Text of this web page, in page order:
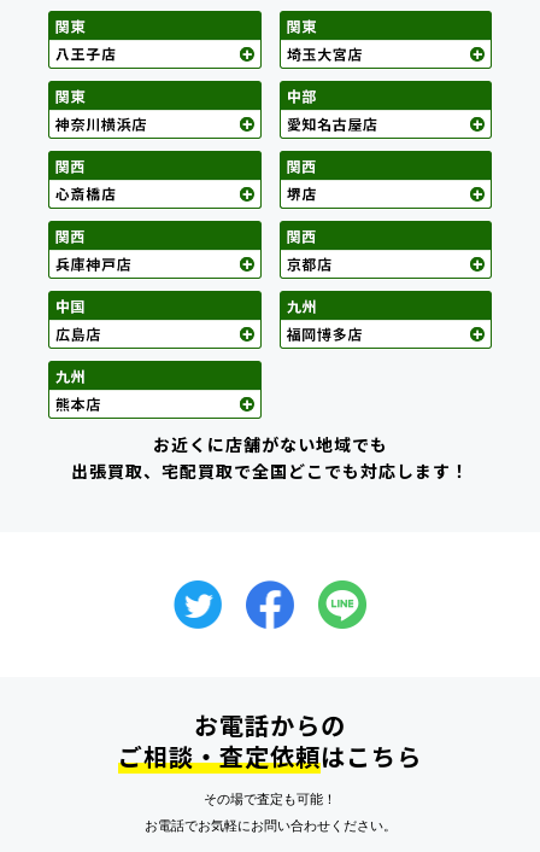
お近くに店舗がない地域でも
出張買取、宅配買取で全国どこでも対応します！
お電話からの
ご相談・査定依頼はこちら
その場で査定も可能！
お電話でお気軽にお問い合わせください。